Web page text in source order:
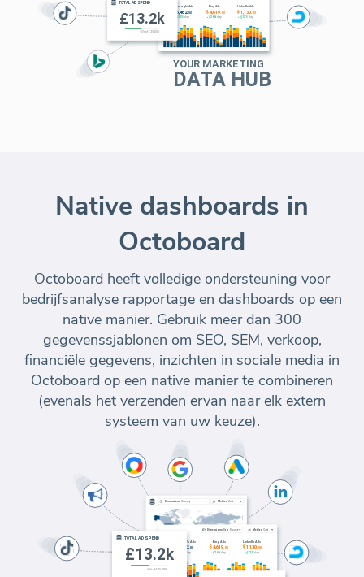
Native dashboards in
Octoboard
Octoboard heeft volledige ondersteuning voor
bedrijfsanalyse rapportage en dashboards op een
native manier. Gebruik meer dan 300
gegevenssjablonen om SEO, SEM, verkoop,
financiële gegevens, inzichten in sociale media in
Octoboard op een native manier te combineren
(evenals het verzenden ervan naar elk extern
systeem van uw keuze).